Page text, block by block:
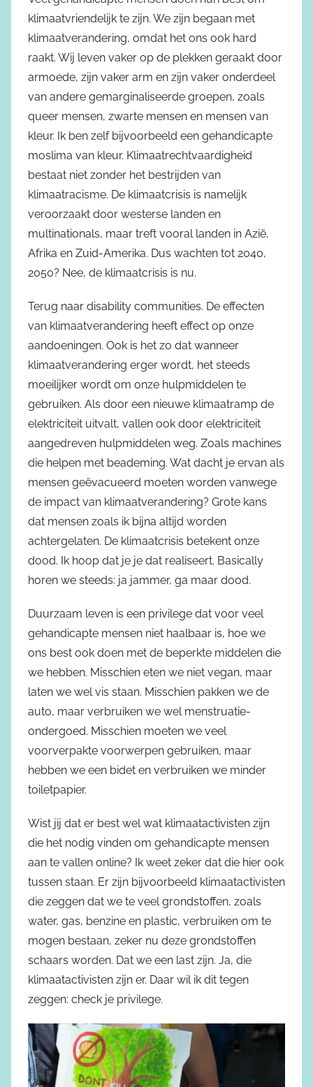
klimaatvriendelijk te zijn. We zijn begaan met
klimaatverandering, omdat het ons ook hard
raakt. Wij leven vaker op de plekken geraakt door
armoede, zijn vaker arm en zijn vaker onderdeel
van andere gemarginaliseerde groepen, zoals
queer mensen, zwarte mensen en mensen van
kleur. Ik ben zelf bijvoorbeeld een gehandicapte
moslima van kleur. Klimaatrechtvaardigheid
bestaat niet zonder het bestrijden van
klimaatracisme. De klimaatcrisis is namelijk
veroorzaakt door westerse landen en
multinationals, maar treft vooral landen in Azië,
Afrika en Zuid-Amerika. Dus wachten tot 2040,
2050? Nee, de klimaatcrisis is nu.
Terug naar disability communities. De effecten
van klimaatverandering heeft effect op onze
aandoeningen. Ook is het zo dat wanneer
klimaatverandering erger wordt, het steeds
moeilijker wordt om onze hulpmiddelen te
gebruiken. Als door een nieuwe klimaatramp de
elektriciteit uitvalt, vallen ook door elektriciteit
aangedreven hulpmiddelen weg. Zoals machines
die helpen met beademing. Wat dacht je ervan als
mensen geëvacueerd moeten worden vanwege
de impact van klimaatverandering? Grote kans
dat mensen zoals ik bijna altijd worden
achtergelaten. De klimaatcrisis betekent onze
dood. Ik hoop dat je je dat realiseert. Basically
horen we steeds: ja jammer, ga maar dood.
Duurzaam leven is een privilege dat voor veel
gehandicapte mensen niet haalbaar is, hoe we
ons best ook doen met de beperkte middelen die
we hebben. Misschien eten we niet vegan, maar
laten we wel vis staan. Misschien pakken we de
auto, maar verbruiken we wel menstruatie-
ondergoed. Misschien moeten we veel
voorverpakte voorwerpen gebruiken, maar
hebben we een bidet en verbruiken we minder
toiletpapier.
Wist jij dat er best wel wat klimaatactivisten zijn
die het nodig vinden om gehandicapte mensen
aan te vallen online? Ik weet zeker dat die hier ook
tussen staan. Er zijn bijvoorbeeld klimaatactivisten
die zeggen dat we te veel grondstoffen, zoals
water, gas, benzine en plastic, verbruiken om te
mogen bestaan, zeker nu deze grondstoffen
schaars worden. Dat we een last zijn. Ja, die
klimaatactivisten zijn er. Daar wil ik dit tegen
zeggen: check je privilege.